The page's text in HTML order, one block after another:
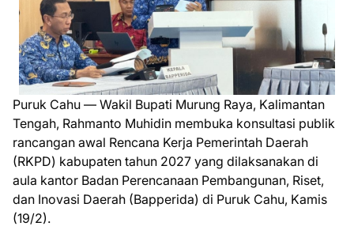
Puruk Cahu — Wakil Bupati Murung Raya, Kalimantan
Tengah, Rahmanto Muhidin membuka konsultasi publik
rancangan awal Rencana Kerja Pemerintah Daerah
(RKPD) kabupaten tahun 2027 yang dilaksanakan di
aula kantor Badan Perencanaan Pembangunan, Riset,
dan Inovasi Daerah (Bapperida) di Puruk Cahu, Kamis
(19/2).